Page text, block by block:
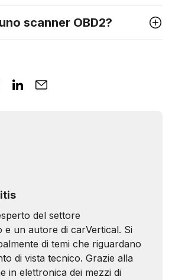
scanner OBD2?
del settore
e un autore di carVertical. Si
di temi che riguardano
di vista tecnico. Grazie alla
in elettronica dei mezzi di